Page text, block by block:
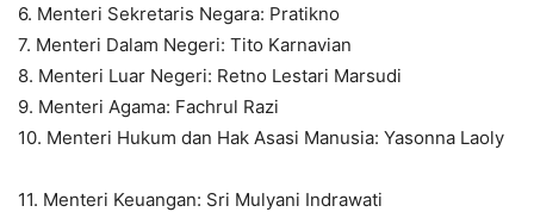
6. Menteri Sekretaris Negara: Pratikno
7. Menteri Dalam Negeri: Tito Karnavian
8. Menteri Luar Negeri: Retno Lestari Marsudi
9. Menteri Agama: Fachrul Razi
10. Menteri Hukum dan Hak Asasi Manusia: Yasonna Laoly
11. Menteri Keuangan: Sri Mulyani Indrawati